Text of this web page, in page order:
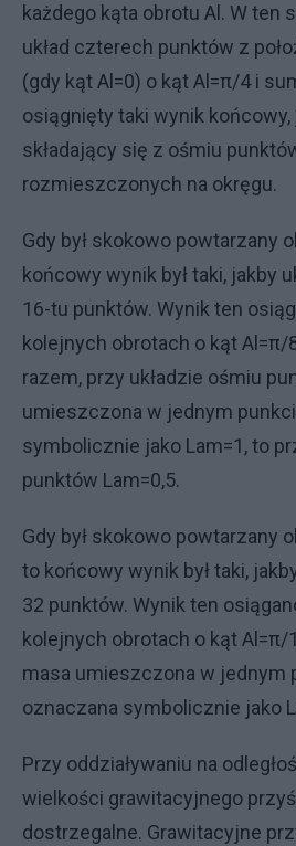
każdego kąta obrotu Al. W ten
układ czterech punktów z
(gdy kąt Al=0) o kąt Al=π/4 i
osiągnięty taki wynik końcowy,
składający się z ośmiu
rozmieszczonych na okręgu.
Gdy był skokowo powtarzany
końcowy wynik był taki, jakby
16-tu punktów. Wynik ten
kolejnych obrotach o kąt Al=π/
razem, przy układzie ośmiu
umieszczona w jednym
symbolicznie jako Lam=1, to
punktów Lam=0,5.
Gdy był skokowo powtarzany
to końcowy wynik był taki,
32 punktów. Wynik ten
kolejnych obrotach o kąt Al=π/
masa umieszczona w jednym
oznaczana symbolicznie jako
Przy oddziaływaniu na
wielkości grawitacyjnego
dostrzegalne. Grawitacyjne